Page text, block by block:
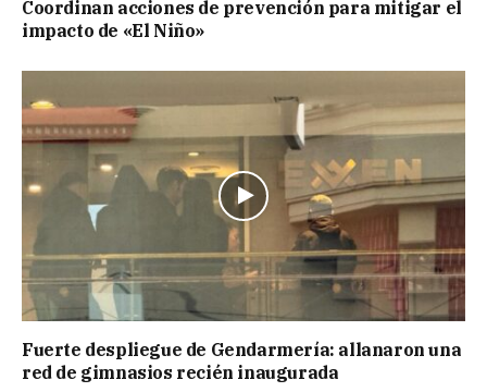
Coordinan acciones de prevención para mitigar el
impacto de «El Niño»
Fuerte despliegue de Gendarmería: allanaron una
red de gimnasios recién inaugurada